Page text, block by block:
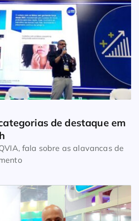
de destaque em
fala sobre as alavancas de